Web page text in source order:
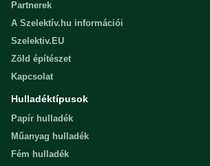
Partnerek
A Szelektív.hu információi
Szelektiv.EU
Zöld építészet
Kapcsolat
Hulladéktípusok
Papír hulladék
Műanyag hulladék
Fém hulladék